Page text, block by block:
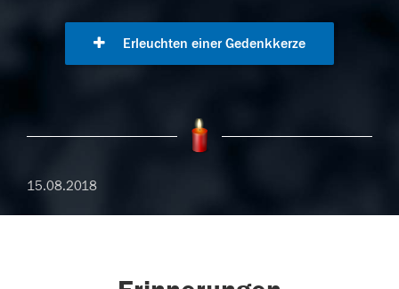
Erleuchten einer Gedenkkerze
15.08.2018